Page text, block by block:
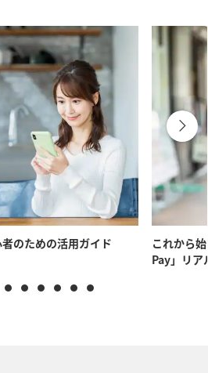
のための活用ガイド
これから
Pay」リア